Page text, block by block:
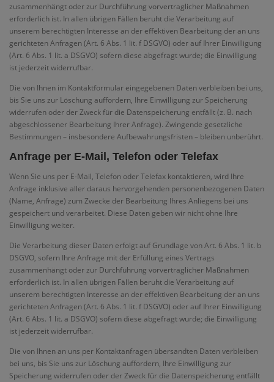
zusammenhängt oder zur Durchführung vorvertraglicher Maßnahmen
erforderlich ist. In allen übrigen Fällen beruht die Verarbeitung auf
unserem berechtigten Interesse an der effektiven Bearbeitung der an uns
gerichteten Anfragen (Art. 6 Abs. 1 lit. f DSGVO) oder auf Ihrer Einwilligung
(Art. 6 Abs. 1 lit. a DSGVO) sofern diese abgefragt wurde; die Einwilligung
ist jederzeit widerrufbar.
Die von Ihnen im Kontaktformular eingegebenen Daten verbleiben bei uns,
bis Sie uns zur Löschung auffordern, Ihre Einwilligung zur Speicherung
widerrufen oder der Zweck für die Datenspeicherung entfällt (z. B. nach
abgeschlossener Bearbeitung Ihrer Anfrage). Zwingende gesetzliche
Bestimmungen – insbesondere Aufbewahrungsfristen – bleiben unberührt.
Anfrage per E-Mail, Telefon oder Telefax
Wenn Sie uns per E-Mail, Telefon oder Telefax kontaktieren, wird Ihre
Anfrage inklusive aller daraus hervorgehenden personenbezogenen Daten
(Name, Anfrage) zum Zwecke der Bearbeitung Ihres Anliegens bei uns
gespeichert und verarbeitet. Diese Daten geben wir nicht ohne Ihre
Einwilligung weiter.
Die Verarbeitung dieser Daten erfolgt auf Grundlage von Art. 6 Abs. 1 lit. b
DSGVO, sofern Ihre Anfrage mit der Erfüllung eines Vertrags
zusammenhängt oder zur Durchführung vorvertraglicher Maßnahmen
erforderlich ist. In allen übrigen Fällen beruht die Verarbeitung auf
unserem berechtigten Interesse an der effektiven Bearbeitung der an uns
gerichteten Anfragen (Art. 6 Abs. 1 lit. f DSGVO) oder auf Ihrer Einwilligung
(Art. 6 Abs. 1 lit. a DSGVO) sofern diese abgefragt wurde; die Einwilligung
ist jederzeit widerrufbar.
Die von Ihnen an uns per Kontaktanfragen übersandten Daten verbleiben
bei uns, bis Sie uns zur Löschung auffordern, Ihre Einwilligung zur
Speicherung widerrufen oder der Zweck für die Datenspeicherung entfällt